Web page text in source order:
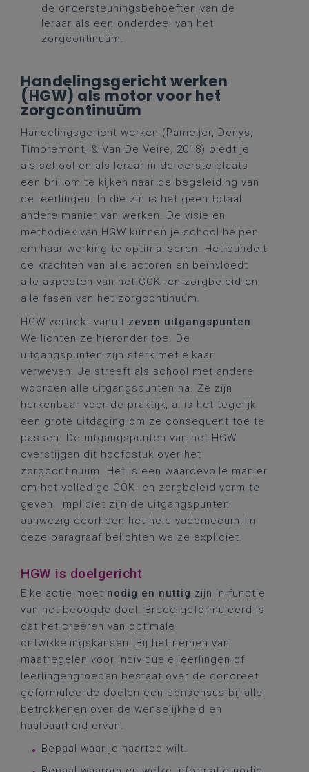
de ondersteuningsbehoeften van de
leraar als een onderdeel van het
zorgcontinuüm.
Handelingsgericht werken
(HGW) als motor voor het
zorgcontinuüm
Handelingsgericht werken (Pameijer, Denys,
Timbremont, & Van De Veire, 2018) biedt je
als school en als leraar in de eerste plaats
een bril om te kijken naar de begeleiding van
de leerlingen. In die zin is het geen totaal
andere manier van werken. De visie en
methodiek van HGW kunnen je school helpen
om haar werking te optimaliseren. Het bundelt
de krachten van alle actoren en beïnvloedt
alle aspecten van het GOK- en zorgbeleid en
alle fasen van het zorgcontinuüm.
HGW vertrekt vanuit zeven uitgangspunten.
We lichten ze hieronder toe. De
uitgangspunten zijn sterk met elkaar
verweven. Je streeft als school met andere
woorden alle uitgangspunten na. Ze zijn
herkenbaar voor de praktijk, al is het tegelijk
een grote uitdaging om ze consequent toe te
passen. De uitgangspunten van het HGW
overstijgen dit hoofdstuk over het
zorgcontinuüm. Het is een waardevolle manier
om het volledige GOK- en zorgbeleid vorm te
geven. Impliciet zijn de uitgangspunten
aanwezig doorheen het hele vademecum. In
deze paragraaf belichten we ze expliciet.
HGW is doelgericht
Elke actie moet nodig en nuttig zijn in functie
van het beoogde doel. Breed geformuleerd is
dat het creëren van optimale
ontwikkelingskansen. Bij het nemen van
maatregelen voor individuele leerlingen of
leerlingengroepen bestaat over de concreet
geformuleerde doelen een consensus bij alle
betrokkenen over de wenselijkheid en
haalbaarheid ervan.
Bepaal waar je naartoe wilt.